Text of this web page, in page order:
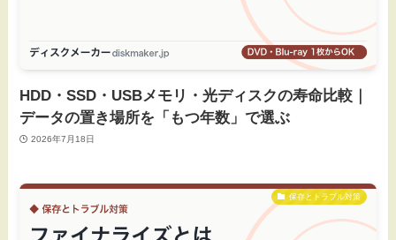
HDD・SSD・USBメモリ・光ディスクの寿命比較｜
データの置き場所を「もつ年数」で選ぶ
2026年7月18日
保存とトラブル対策